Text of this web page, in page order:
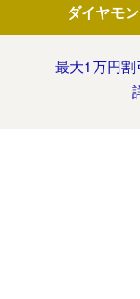
ダイヤモ
最大1万円割